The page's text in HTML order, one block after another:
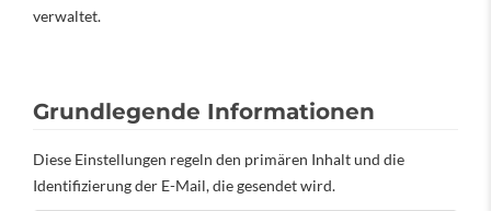
verwaltet.
Grundlegende Informationen
Diese Einstellungen regeln den primären Inhalt und die
Identifizierung der E-Mail, die gesendet wird.